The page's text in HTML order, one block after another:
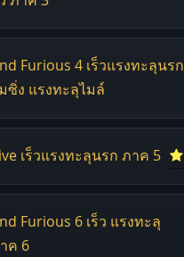
Furious 4 เร็วแรงทะลุนรก
ซิ่ง แรงทะลุไมล์
เร็วแรงทะลุนรก ภาค 5
Furious 6 เร็ว แรงทะลุ
ค 6